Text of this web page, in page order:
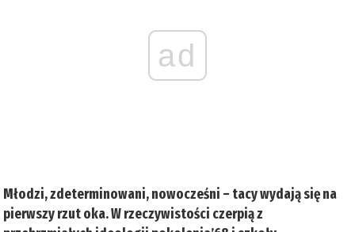
ad
Młodzi, zdeterminowani, nowocześni – tacy wydają się na
pierwszy rzut oka. W rzeczywistości czerpią z